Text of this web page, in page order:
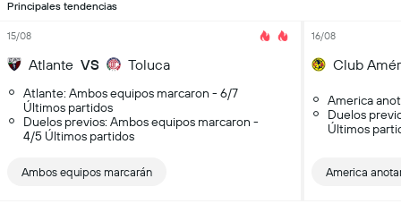
Principales tendencias
15/08
Atlante VS Toluca
Atlante: Ambos equipos marcaron - 6/7
Últimos partidos
Duelos previos: Ambos equipos marcaron -
4/5 Últimos partidos
Ambos equipos marcarán
16/08
Club
America
Duelos
Últimos
America